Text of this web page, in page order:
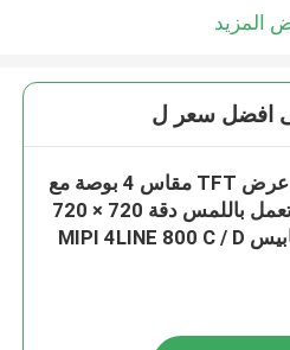
المزيد
افضل سعر ل
وحدة عرض TFT مقاس 4 بوصة مع
لوحة تعمل باللمس دقة 720 × 720